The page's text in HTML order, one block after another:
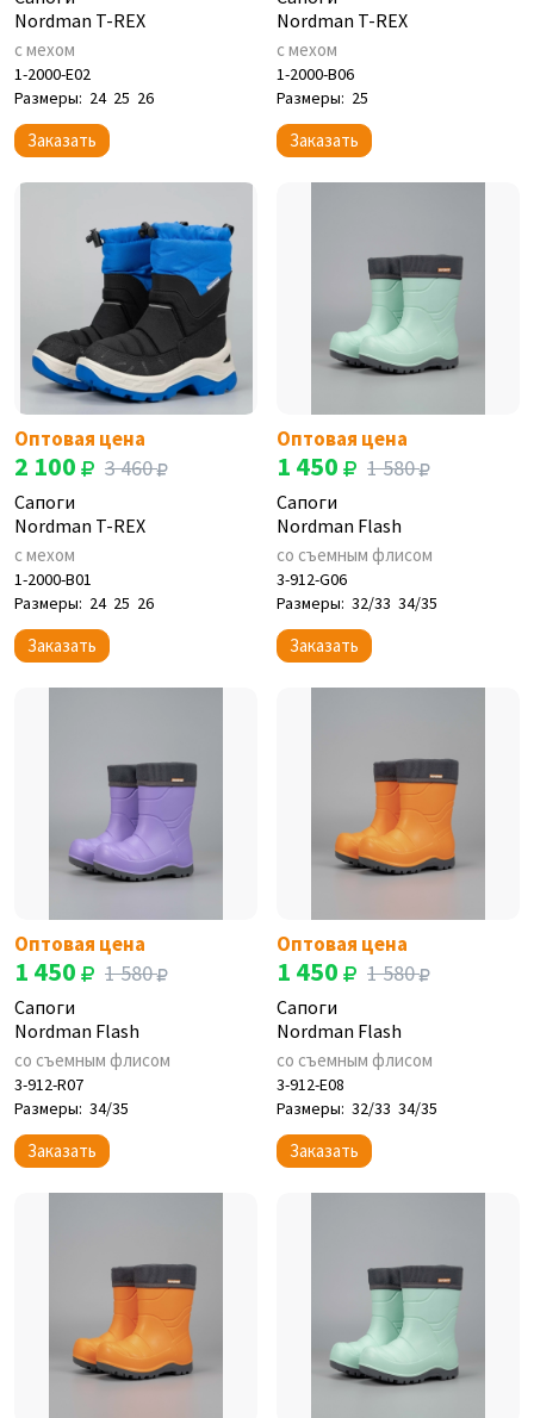
Nordman T-REX
с мехом
1-2000-E02
Размеры: 24 25 26
Заказать
Nordman T-REX
с мехом
1-2000-B06
Размеры: 25
Заказать
Оптовая цена
2 100 3 460
Сапоги
Nordman T-REX
с мехом
1-2000-B01
Размеры: 24 25 26
Заказать
Оптовая цена
1 450 1 580
Сапоги
Nordman Flash
со съемным флисом
3-912-G06
Размеры: 32/33 34/35
Заказать
Оптовая цена
1 450 1 580
Сапоги
Nordman Flash
со съемным флисом
3-912-R07
Размеры: 34/35
Заказать
Оптовая цена
1 450 1 580
Сапоги
Nordman Flash
со съемным флисом
3-912-E08
Размеры: 32/33 34/35
Заказать